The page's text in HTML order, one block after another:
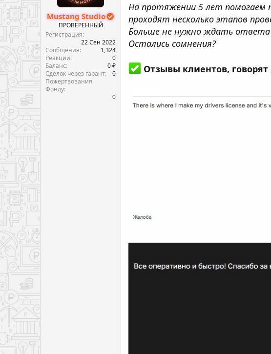
Mustang Studio
ПРОВЕРЕННЫЙ
Регистрация
22 Сен 2022
Сообщения
1,324
Реакции
0
Баланс
0 ₽
Сделок через гарант
0
Пожертвования
Фонду
0
На протяжении 5 лет помогаем
проходят несколько этапов
Больше не нужно ждать ответа
Остались сомнения?
Отзывы клиентов,